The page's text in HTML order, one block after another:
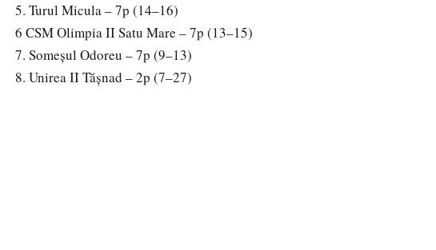
5. Turul Micula – 7p (14–16)
6 CSM Olimpia II Satu Mare – 7p (13–15)
7. Someșul Odoreu – 7p (9–13)
8. Unirea II Tășnad – 2p (7–27)